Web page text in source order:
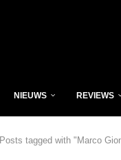
NIEUWS REVIEWS
Posts tagged with "Marco